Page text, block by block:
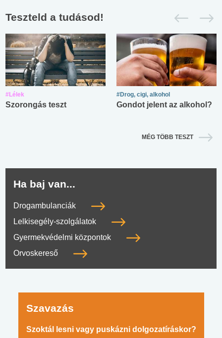
Teszteld a tudásod!
#Lélek
Szorongás teszt
#Drog, cigi, alkohol
Gondot jelent az alkohol?
MÉG TÖBB TESZT
Ha baj van...
Drogambulanciák
Lelkisegély-szolgálatok
Gyermekvédelmi központok
Orvoskereső
Szavazás
Szoktál lesni vagy puskázni dolgozatíráskor?